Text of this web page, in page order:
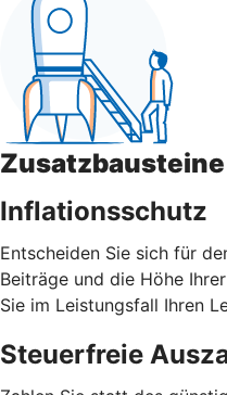
Zusatzbausteine
Inflationsschutz
Entscheiden Sie sich für
Beiträge und die Höhe
Sie im Leistungsfall Ihren
Steuerfreie